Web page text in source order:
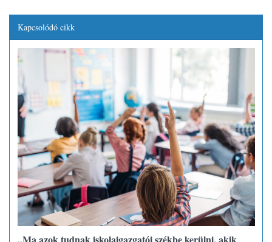
Kapcsolódó cikk